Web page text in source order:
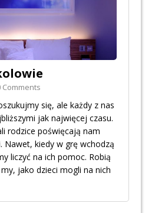
Comments
się, ale każdy z nas
jak najwięcej czasu.
rodzice poświęcają nam
Nawet, kiedy w grę wchodzą
liczyć na ich pomoc. Robią
jako dzieci mogli na nich